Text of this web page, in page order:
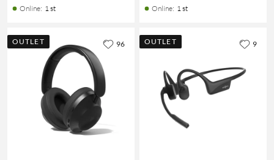
Online: 1 st Online: 1 st
OUTLET 96 OUTLET 9